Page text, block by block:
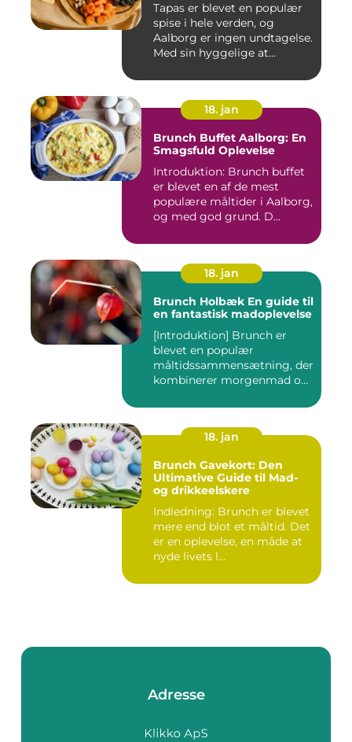
Tapas er blevet en populær
spise i hele verden, og
Aalborg er ingen undtagelse.
Med sin hyggelige at...
18. jan
Brunch Buffet Aalborg: En
Smagsfuld Oplevelse
Introduktion: Brunch buffet
er blevet en af de mest
populære måltider i Aalborg,
og med god grund. D...
18. jan
Brunch Holbæk En guide til
en fantastisk madoplevelse
[Introduktion] Brunch er
blevet en populær
måltidssammensætning, der
kombinerer morgenmad og
18. jan
Brunch Gavekort: Den
Ultimative Guide til Mad-
og drikkeelskere
Indledning: Brunch er blevet
mere end blot et måltid. Det
er en oplevelse, en måde at
nyde livets l...
Adresse